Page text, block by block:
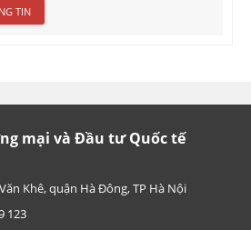
mại và Đầu tư Quốc tế
Khê, quận Hà Đông, TP Hà Nội
123